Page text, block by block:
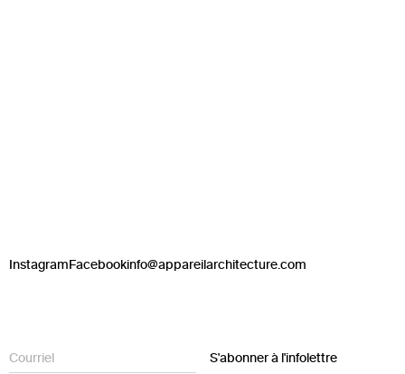
InstagramFacebookinfo@appareilarchitecture.com
S'abonner à l'infolettre